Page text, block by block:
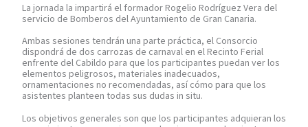
La jornada la impartirá el formador Rogelio Rodríguez Vera del
servicio de Bomberos del Ayuntamiento de Gran Canaria.
Ambas sesiones tendrán una parte práctica, el Consorcio
dispondrá de dos carrozas de carnaval en el Recinto Ferial
enfrente del Cabildo para que los participantes puedan ver los
elementos peligrosos, materiales inadecuados,
ornamentaciones no recomendadas, así cómo para que los
asistentes planteen todas sus dudas in situ.
Los objetivos generales son que los participantes adquieran los